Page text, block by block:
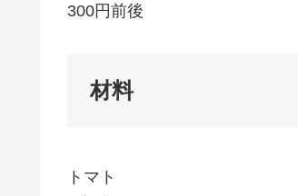
300円前後
材料
トマト